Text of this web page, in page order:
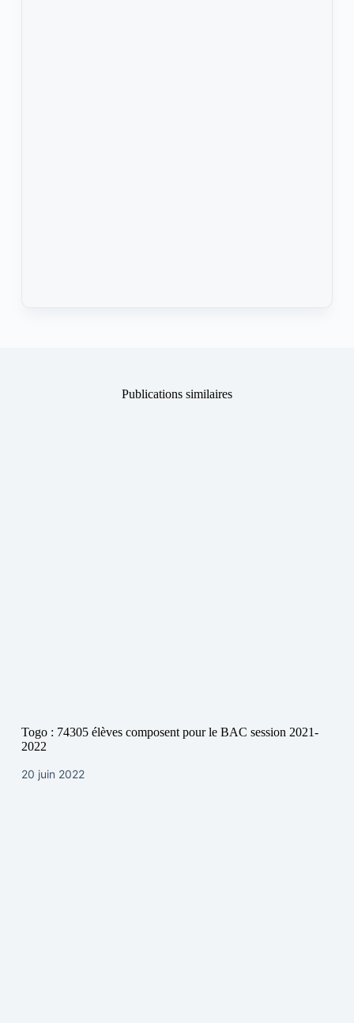
Publications similaires
Togo : 74305 élèves composent pour le BAC session 2021-
2022
20 juin 2022